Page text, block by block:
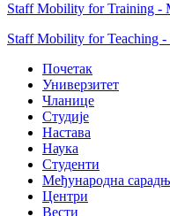
Staff Mobility for Training -
Staff Mobility for Teaching
Почетак
Универзитет
Чланице
Студије
Настава
Наука
Студенти
Међународна
Центри
Вести